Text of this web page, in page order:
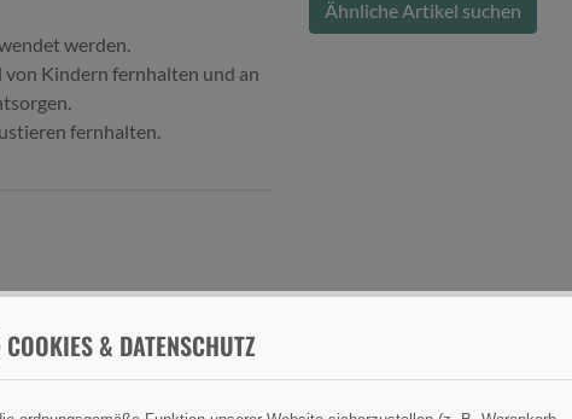
COOKIES & DATENSCHUTZ
werden.
von Kindern fernhalten und an
fernhalten.
Ähnliche Artikel suchen